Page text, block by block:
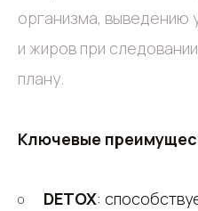
организма, выведению
и жиров при
плану.
Ключевые
DETOX: